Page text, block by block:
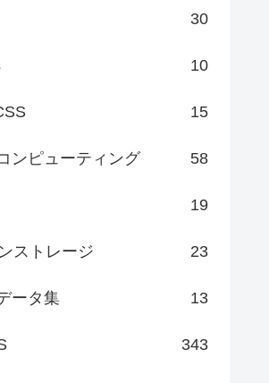
30
10
15
ンピューティング 58
19
ストレージ 23
ータ集 13
343